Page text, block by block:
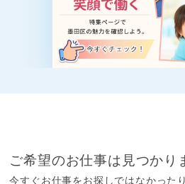
ご希望のお仕事は見つかり
今すぐお仕事をお探しではなかった